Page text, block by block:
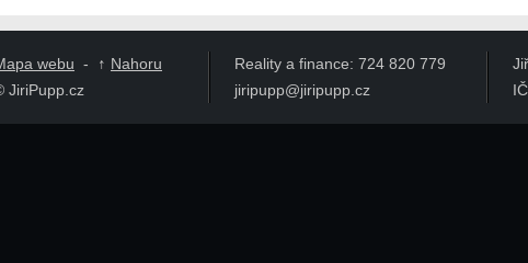
webu - ↑ Nahoru
JiriPupp.cz
Reality a finance: 724 820 779
jiripupp@jiripupp.cz